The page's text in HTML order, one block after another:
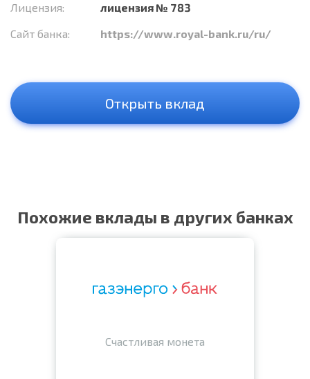
Лицензия:
лицензия № 783
Сайт банка:
https://www.royal-bank.ru/ru/
Открыть вклад
Похожие вклады в других банках
Счастливая монета